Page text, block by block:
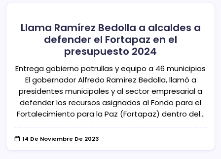
Llama Ramírez Bedolla a alcaldes a
defender el Fortapaz en el
presupuesto 2024
Entrega gobierno patrullas y equipo a 46 municipios
El gobernador Alfredo Ramírez Bedolla, llamó a
presidentes municipales y al sector empresarial a
defender los recursos asignados al Fondo para el
Fortalecimiento para la Paz (Fortapaz) dentro del…
14 De Noviembre De 2023